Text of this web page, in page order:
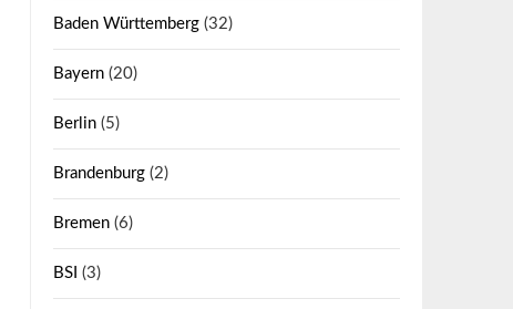
Baden Württemberg(32)
Bayern(20)
Berlin(5)
Brandenburg(2)
Bremen(6)
BSI (3)